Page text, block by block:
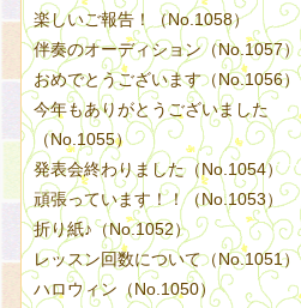
楽しいご報告！（No.1058）
伴奏のオーディション（No.1057）
おめでとうございます（No.1056）
今年もありがとうございました
（No.1055）
発表会終わりました（No.1054）
頑張っています！！（No.1053）
折り紙♪（No.1052）
レッスン回数について（No.1051）
ハロウィン（No.1050）